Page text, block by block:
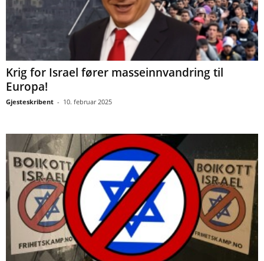
Krig for Israel fører masseinnvandring til
Europa!
Gjesteskribent - 10. februar 2025